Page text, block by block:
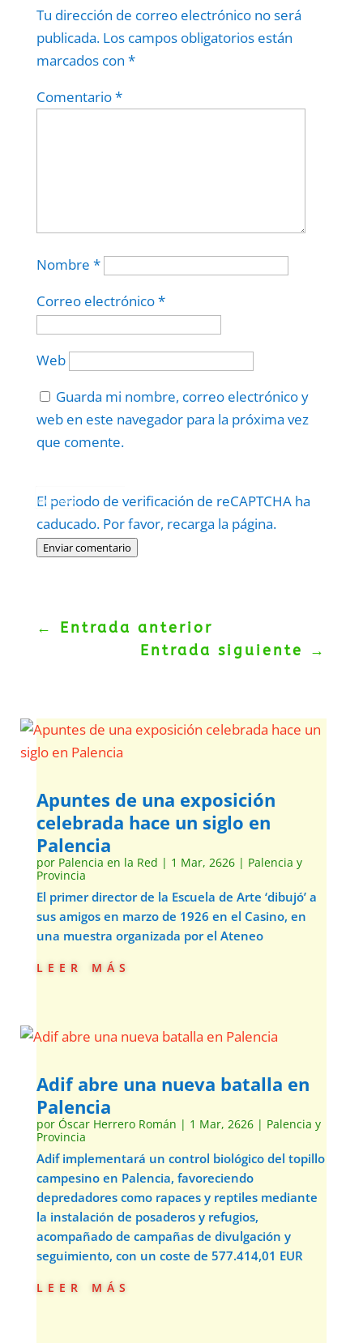
Tu dirección de correo electrónico no será
publicada. Los campos obligatorios están
marcados con *
Comentario*
Nombre *
Correo electrónico*
Web
Guarda mi nombre, correo electrónico y
web en este navegador para la próxima vez
que comente.
El periodo de verificación de reCAPTCHA ha
caducado. Por favor, recarga la página.
Enviar comentario
Politica–Términos.
← Entrada anterior
Entrada siguiente
→
Apuntes de una exposición
celebrada hace un siglo en
Palencia
por Palencia en la Red | 1 Mar, 2626| Palencia y
Provincia
El primer director de la Escuela de Arte ‘dibujó’ a
sus amigos en marzo de 1926 en el Casino, en
una muestra organizada por el Ateneo
leer más
Adif abre una nueva batalla en
Palencia
por Óscar Herrero Román | 1 Mar, 2626| Palencia y
Provincia
Adif implementará un control biológico del topillo
campesino en Palencia, favoreciendo
depredadores como rapaces y reptiles mediante
la instalación de posaderos y refugios,
acompañado de campañas de divulgación y
seguimiento, con un coste de 577.414,01 EUR
leer más